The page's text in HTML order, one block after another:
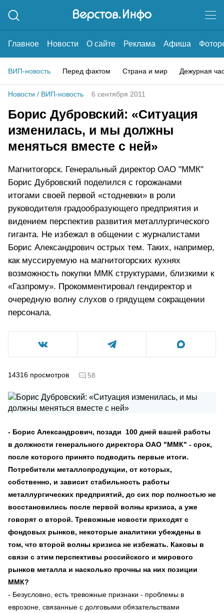
Главное Новости О сайте Реклама Афиша
ВИП-новость Перед фактом Страна и мир Дежурная
Новости / ВИП-новость 6 сентября 2011
Борис Дубровский: «Ситуация
изменилась, и мы должны
меняться вместе с ней»
Магнитогорск. Генеральный директор ОАО "ММК"
Борис Дубровский поделился с горожанами
итогами своей первой «стодневки» в роли
руководителя градообразующего предприятия и
видением перспектив развития металлургического
гиганта. Не избежал в общении с журналистами
Борис Александрович острых тем. Таких, например,
как муссируемую на магнитогорских кухнях
возможность покупки ММК структурами, близкими к
«Газпрому». Прокомментировал гендиректор и
очередную волну слухов о грядущем сокращении
персонала.
14316 просмотров 58
- Борис Александрович, позади 100 дней вашей работы
в должности генерального директора ОАО "ММК" - срок,
после которого принято подводить первые итоги.
Потребители металлопродукции, от которых,
собственно, и зависит стабильность работы
металлургических предприятий, до сих пор полностью не
восстановились после первой волны кризиса, а уже
говорят о второй. Тревожные новости приходят с
фондовых рынков, некоторые аналитики убеждены в
том, что второй волны кризиса не избежать. Каковы в
связи с этим перспективы российского и мирового
рынков металла и насколько прочны на них позиции
ММК?
- Безусловно, есть тревожные признаки - проблемы в
еврозоне, связанные с долговыми обязательствами